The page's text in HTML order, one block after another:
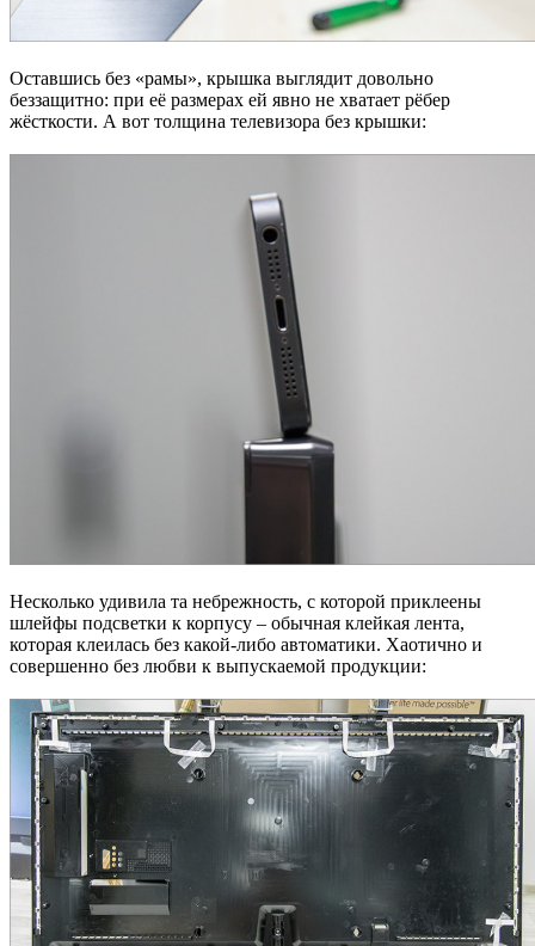
Оставшись без «рамы», крышка выглядит довольно
беззащитно: при её размерах ей явно не хватает рёбер
жёсткости. А вот толщина телевизора без крышки:
Несколько удивила та небрежность, с которой приклеены
шлейфы подсветки к корпусу – обычная клейкая лента,
которая клеилась без какой-либо автоматики. Хаотично и
совершенно без любви к выпускаемой продукции: